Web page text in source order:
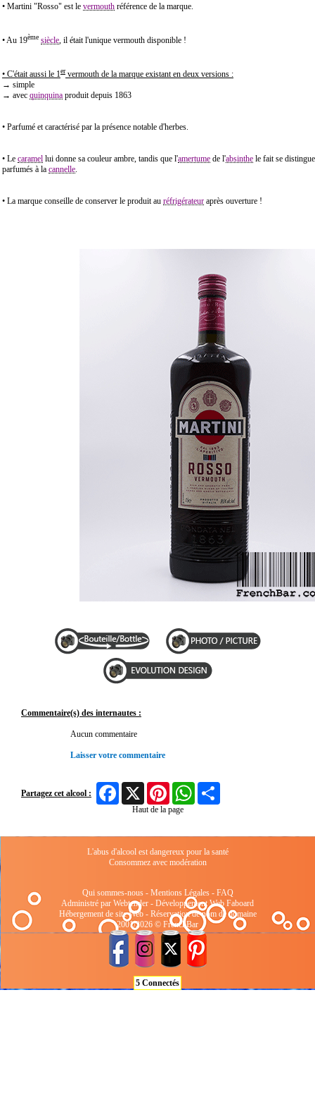
• Martini "Rosso" est le vermouth référence de la marque.
• Au 19ème siècle, il était l'unique vermouth disponible !
• C'était aussi le 1er vermouth de la marque existant en deux versions :
→ simple
→ avec quinquina produit depuis 1863
• Parfumé et caractérisé par la présence notable d'herbes.
• Le caramel lui donne sa couleur ambre, tandis que l'amertume de l'absinthe le fait se
parfumés à la cannelle.
• La marque conseille de conserver le produit au réfrigérateur après ouverture !
Commentaire(s) des internautes :
Aucun commentaire
Laisser votre commentaire
Partagez cet alcool :
FacebookX Pinterest WhatsApp
Haut de la page
L'abus d'alcool est dangereux pour la santé
Consommez avec modération
Qui sommes-nous- Mentions Légales- FAQ
Administré par Webtender - Développement Web Faboard
Hébergement de site Web- Réservation de nom de domaine
2001/2026 © FrenchBar
5 Connectés